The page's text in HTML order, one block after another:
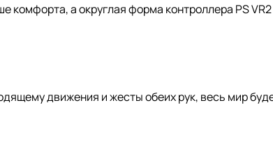
комфорта, а округлая форма контроллера PS
движения и жесты обеих рук, весь мир